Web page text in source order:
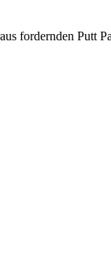
fordernden Putt